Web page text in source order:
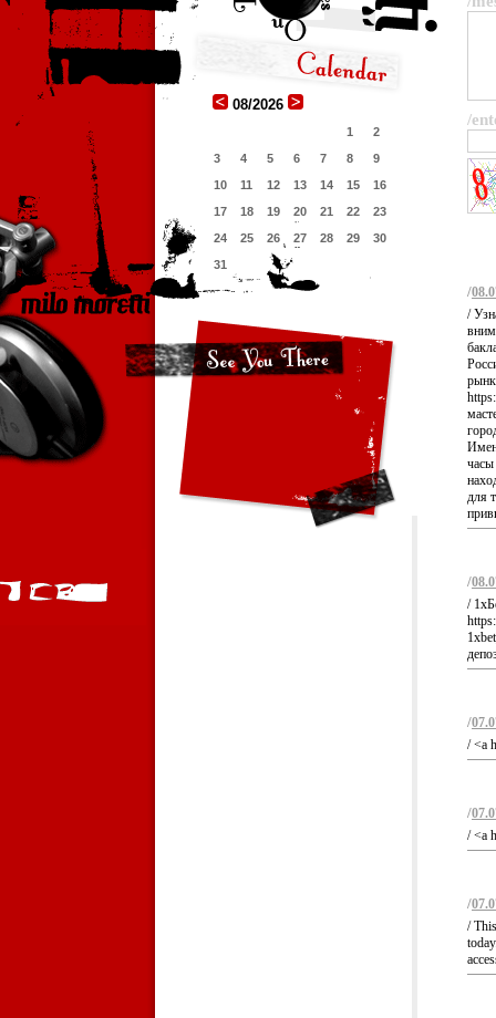
08/2026
1
2
3
4 5 6 7 8
9
10
11 12 13 14 15
16
17
18 19 20 21 22
23
24
25 26 27 28 29
30
31
/
/
/
для
/
/
/
/ <a
/
/ <a
/
/